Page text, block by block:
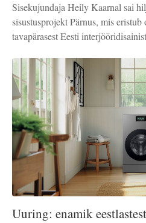
Sisekujundaja Heily Kaarnal sai
sisustusprojekt Pärnus, mis
tavapärasest Eesti
Uuring: enamik